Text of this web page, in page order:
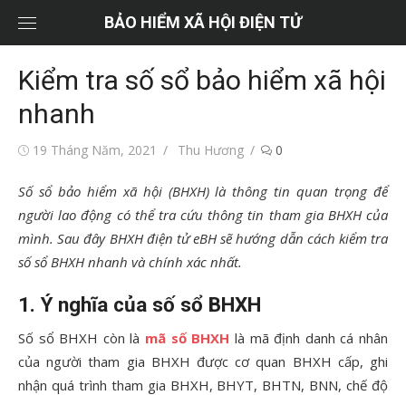
dung
BẢO HIỂM XÃ HỘI ĐIỆN TỬ
Kiểm tra số sổ bảo hiểm xã hội
nhanh
Đăng19 Tháng Năm, 2021
Tác
Thu Hương 0
Số sổ bảo hiểm xã hội (BHXH) là thông tin quan trọng để
người lao động có thể tra cứu thông tin tham gia BHXH của
mình. Sau đây BHXH điện tử eBH sẽ hướng dẫn cách kiểm tra
số sổ BHXH nhanh và chính xác nhất.
1. Ý nghĩa của số sổ BHXH
Số sổ BHXH còn là mã số BHXH là mã định danh cá nhân
của người tham gia BHXH được cơ quan BHXH cấp, ghi
nhận quá trình tham gia BHXH, BHYT, BHTN, BNN, chế độ